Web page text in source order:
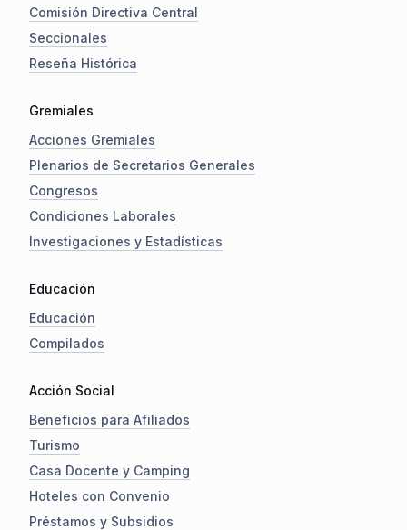
Comisión Directiva Central
Seccionales
Reseña Histórica
Gremiales
Acciones Gremiales
Plenarios de Secretarios Generales
Congresos
Condiciones Laborales
Investigaciones y Estadísticas
Educación
Educación
Compilados
Acción Social
Beneficios para Afiliados
Turismo
Casa Docente y Camping
Hoteles con Convenio
Préstamos y Subsidios